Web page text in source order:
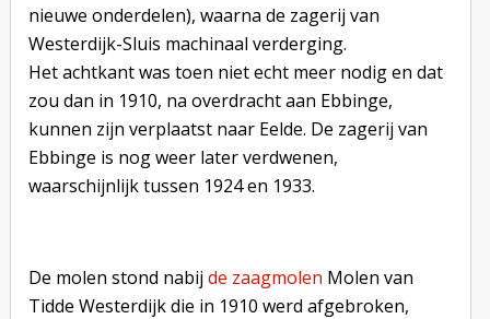
nieuwe onderdelen), waarna de zagerij van
Westerdijk-Sluis machinaal verderging.
Het achtkant was toen niet echt meer nodig en dat
zou dan in 1910, na overdracht aan Ebbinge,
kunnen zijn verplaatst naar Eelde. De zagerij van
Ebbinge is nog weer later verdwenen,
waarschijnlijk tussen 1924 en 1933.
De molen stond nabij de zaagmolen Molen van
Tidde Westerdijk die in 1910 werd afgebroken,